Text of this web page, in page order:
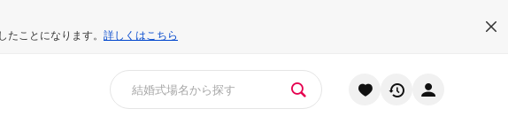
ことになります。 詳しくはこちら